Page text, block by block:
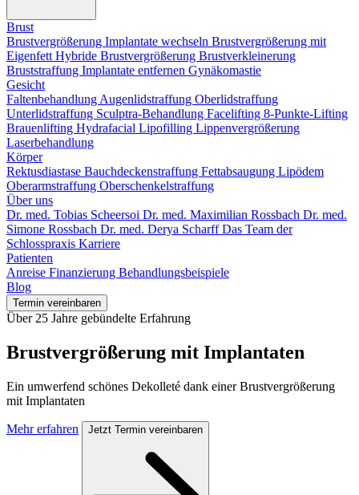
Brust
Brustvergrößerung Implantate wechseln Brustvergrößerung mit
Eigenfett Hybride Brustvergrößerung Brustverkleinerung
Bruststraffung Implantate entfernen Gynäkomastie
Gesicht
Faltenbehandlung Augenlidstraffung Oberlidstraffung
Unterlidstraffung Sculptra-Behandlung Facelifting 8-Punkte-Lifting
Brauenlifting Hydrafacial Lipofilling Lippenvergrößerung
Laserbehandlung
Körper
Rektusdiastase Bauchdeckenstraffung Fettabsaugung Lipödem
Oberarmstraffung Oberschenkelstraffung
Über uns
Dr. med. Tobias Scheersoi Dr. med. Maximilian Rossbach Dr. med.
Simone Rossbach Dr. med. Derya ScharffDas Team der
Schlosspraxis Karriere
Patienten
Anreise Finanzierung Behandlungsbeispiele
Blog
Termin vereinbaren
Über 25 Jahre gebündelte Erfahrung
Brustvergrößerung mit Implantaten
Ein umwerfend schönes Dekolleté dank einer Brustvergrößerung
mit Implantaten
Mehr erfahren Jetzt Termin vereinbaren